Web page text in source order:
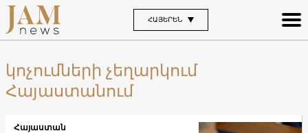
ՀԱՅԵՐԵՆ
կոչումների չեղարկում
Հայաստանում
Հայաստան